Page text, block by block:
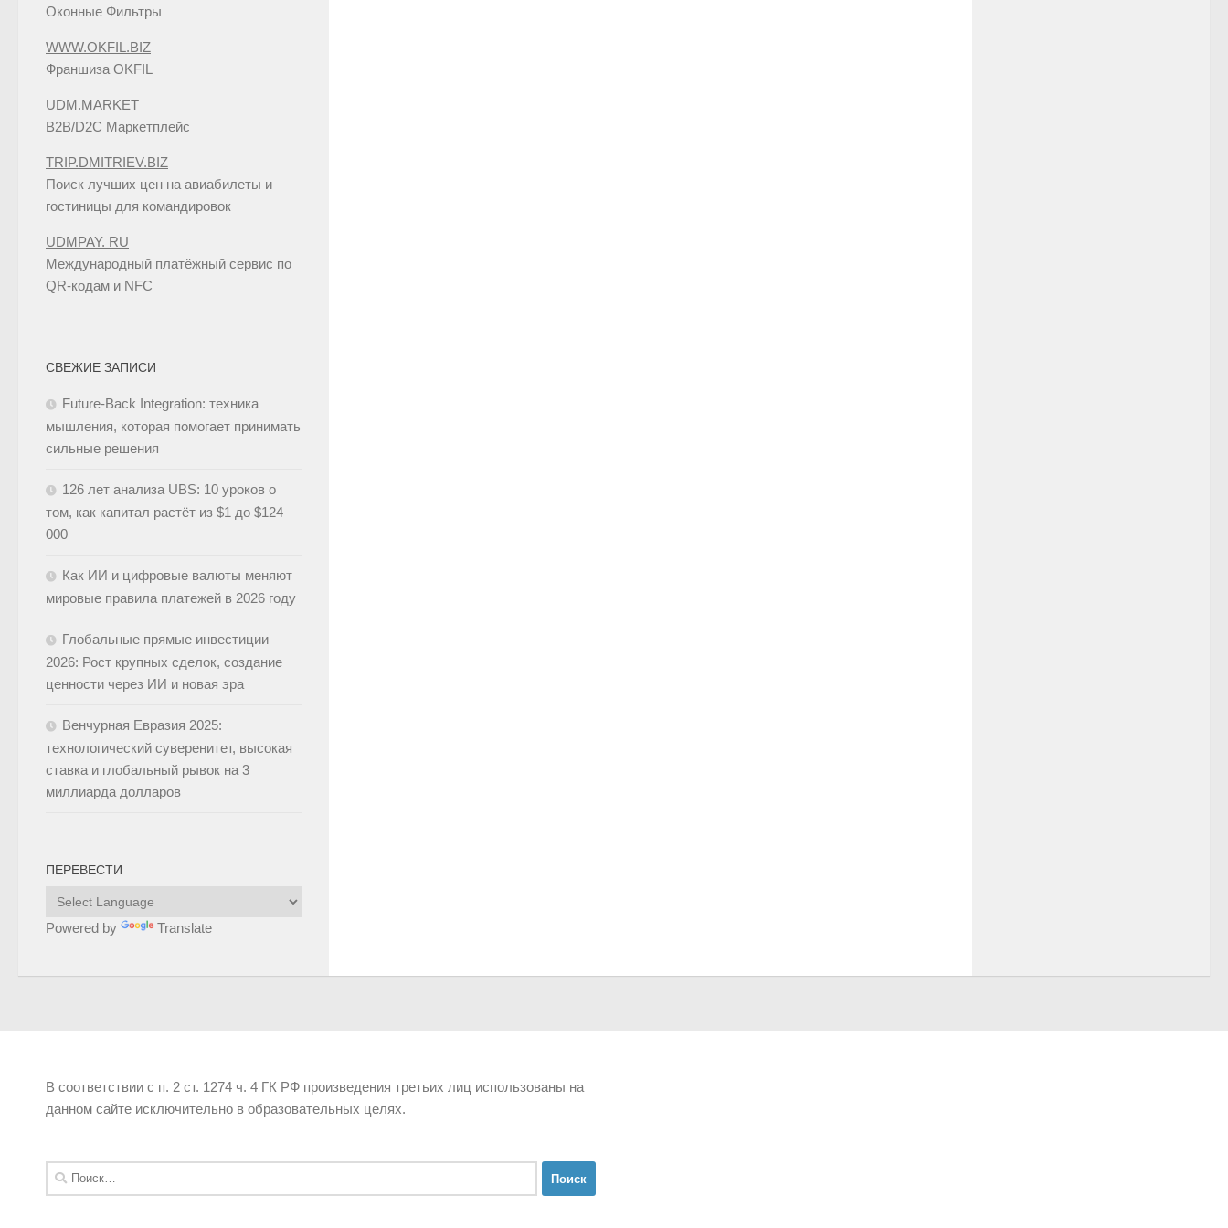
Оконные Фильтры
WWW.OKFIL.BIZ
Франшиза OKFIL
UDM.MARKET
B2B/D2C Маркетплейс
TRIP.DMITRIEV.BIZ
Поиск лучших цен на авиабилеты и
гостиницы для командировок
UDMPAY. RU
Международный платёжный сервис по
QR-кодам и NFC
СВЕЖИЕ ЗАПИСИ
Future-Back Integration: техника
мышления, которая помогает принимать
сильные решения
126 лет анализа UBS: 10 уроков о
том, как капитал растёт из $1 до $124
000
Как ИИ и цифровые валюты меняют
мировые правила платежей в 2026 году
Глобальные прямые инвестиции
2026: Рост крупных сделок, создание
ценности через ИИ и новая эра
Венчурная Евразия 2025:
технологический суверенитет, высокая
ставка и глобальный рывок на 3
миллиарда долларов
ПЕРЕВЕСТИ
Powered by Translate
В соответствии с п. 2 ст. 1274 ч. 4 ГК РФ произведения третьих лиц использованы на
данном сайте исключительно в образовательных целях.
Найти: